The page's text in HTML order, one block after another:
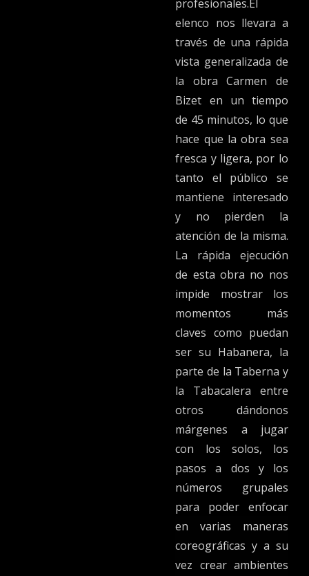
profesionales.El
elenco nos llevara a
través de una rápida
vista generalizada de
la obra Carmen de
Bizet en un tiempo
de 45 minutos, lo que
hace que la obra sea
fresca y ligera, por lo
tanto el público se
mantiene interesado
y no pierden la
atención de la misma.
La rápida ejecución
de esta obra no nos
impide mostrar los
momentos más
claves como puedan
ser su Habanera, la
parte de la Taberna y
la Tabacalera entre
otros dándonos
márgenes a jugar
con los solos, los
pasos a dos y los
números grupales
para poder enfocar
en varias maneras
coreográficas y a su
vez crear ambientes